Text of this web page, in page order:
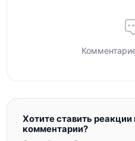
Хотите ставить реакции
комментарии?